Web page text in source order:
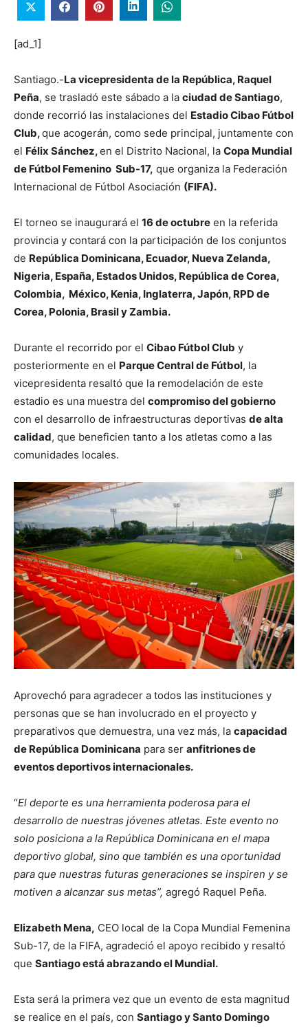
[ad_1]
Santiago.-La vicepresidenta de la República, Raquel
Peña, se trasladó este sábado a la ciudad de Santiago,
donde recorrió las instalaciones del Estadio Cibao Fútbol
Club,que acogerán, como sede principal, juntamente con
el Félix Sánchez,en el Distrito Nacional, la Copa Mundial
de Fútbol Femenino Sub-17, que organiza la Federación
Internacional de Fútbol Asociación (FIFA).
El torneo se inaugurará el 16 de octubre en la referida
provincia y contará con la participación de los conjuntos
de República Dominicana, ⁠Ecuador, ⁠Nueva Zelanda,
⁠Nigeria, ⁠España, ⁠Estados Unidos, ⁠República de Corea,
⁠Colombia, ⁠ México, Kenia, ⁠Inglaterra, ⁠Japón, RPD de
Corea, ⁠Polonia, ⁠Brasil ⁠y Zambia.
Durante el recorrido por el Cibao Fútbol Club y
posteriormente en el Parque Central de Fútbol, la
vicepresidenta resaltó que la remodelación de este
estadio es una muestra del compromiso del gobierno
con el desarrollo de infraestructuras deportivas de alta
calidad, que beneficien tanto a los atletas como a las
comunidades locales.
Aprovechó para agradecer a todos las instituciones y
personas que se han involucrado en el proyecto y
preparativos que demuestra, una vez más, la capacidad
de República Dominicana para ser anfitriones de
eventos deportivos internacionales.
“El deporte es una herramienta poderosa para el
desarrollo de nuestras jóvenes atletas. Este evento no
solo posiciona a la República Dominicana en el mapa
deportivo global, sino que también es una oportunidad
para que nuestras futuras generaciones se inspiren y se
motiven a alcanzar sus metas”, agregó Raquel Peña.
Elizabeth Mena, CEO local de la Copa Mundial Femenina
Sub-17, de la FIFA, agradeció el apoyo recibido y resaltó
que Santiago está abrazando el Mundial.
Esta será la primera vez que un evento de esta magnitud
se realice en el país, con Santiago y Santo Domingo